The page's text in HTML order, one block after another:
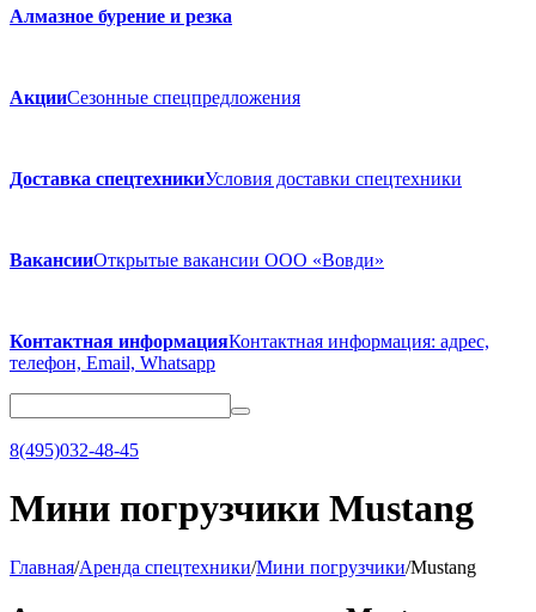
Алмазное бурение и резка
АкцииСезонные спецпредложения
Доставка спецтехникиУсловия доставки спецтехники
ВакансииОткрытые вакансии ООО «Вовди»
Контактная информацияКонтактная информация: адрес,
телефон, Email, Whatsapp
8(495)032-48-45
Мини погрузчики Mustang
Главная/Аренда спецтехники/Мини погрузчики/Mustang